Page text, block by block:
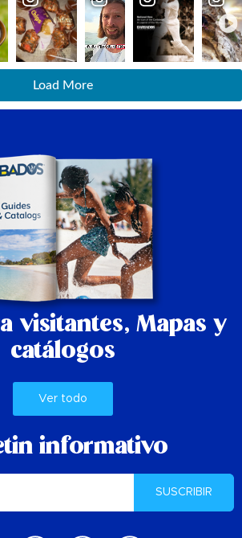
Load More
visitantes, Mapas y
catálogos
Ver todo
informativo
SUSCRIBIR